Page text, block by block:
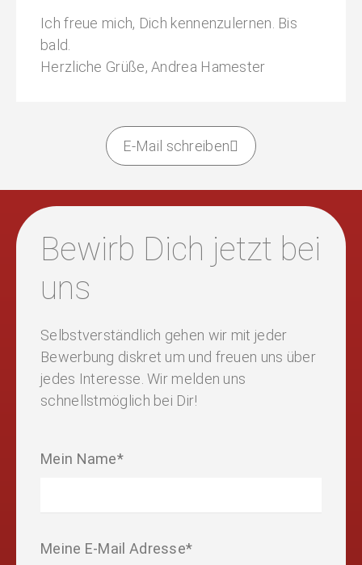
Ich freue mich, Dich kennenzulernen. Bis
bald.
Herzliche Grüße, Andrea Hamester
E-Mail schreiben
Bewirb Dich jetzt bei
uns
Selbstverständlich gehen wir mit jeder
Bewerbung diskret um und freuen uns über
jedes Interesse. Wir melden uns
schnellstmöglich bei Dir!
Mein Name*
Meine E-Mail Adresse*